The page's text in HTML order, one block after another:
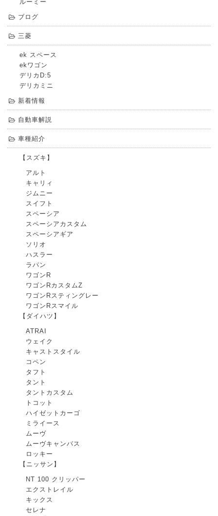
ルーミー
ブログ
三菱
ek スペース
ekワゴン
デリカD:5
デリカミニ
新着情報
自動車解説
車種紹介
【スズキ】
アルト
キャリィ
ジムニー
スイフト
スペーシア
スペーシアカスタム
スペーシアギア
ソリオ
ハスラー
ラパン
ワゴンR
ワゴンRカスタムZ
ワゴンRスティングレー
ワゴンRスマイル
【ダイハツ】
ATRAI
ウェイク
キャストスタイル
コペン
タフト
タント
タントカスタム
トコット
ハイゼットカーゴ
ミライース
ムーヴ
ムーヴキャンバス
ロッキー
【ニッサン】
NT 100 クリッパー
エクストレイル
キックス
セレナ